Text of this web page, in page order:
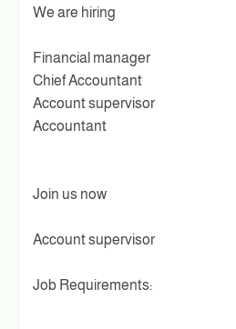
We are hiring
Financial manager
Chief Accountant
Account supervisor
Accountant
Join us now
Account supervisor
Job Requirements: